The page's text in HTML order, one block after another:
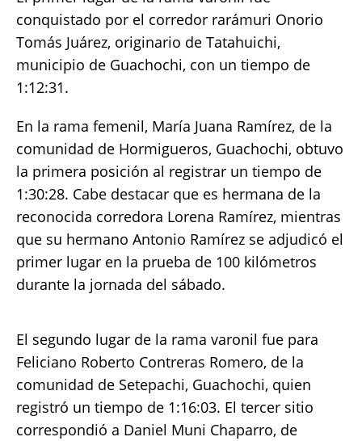
conquistado por el corredor rarámuri Onorio
Tomás Juárez, originario de Tatahuichi,
municipio de Guachochi, con un tiempo de
1:12:31.
En la rama femenil, María Juana Ramírez, de la
comunidad de Hormigueros, Guachochi, obtuvo
la primera posición al registrar un tiempo de
1:30:28. Cabe destacar que es hermana de la
reconocida corredora Lorena Ramírez, mientras
que su hermano Antonio Ramírez se adjudicó el
primer lugar en la prueba de 100 kilómetros
durante la jornada del sábado.
El segundo lugar de la rama varonil fue para
Feliciano Roberto Contreras Romero, de la
comunidad de Setepachi, Guachochi, quien
registró un tiempo de 1:16:03. El tercer sitio
correspondió a Daniel Muni Chaparro, de